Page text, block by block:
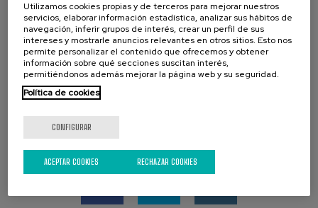
Utilizamos cookies propias y de terceros para mejorar nuestros
servicios, elaborar información estadística, analizar sus hábitos de
navegación, inferir grupos de interés, crear un perfil de sus
intereses y mostrarle anuncios relevantes en otros sitios. Esto nos
permite personalizar el contenido que ofrecemos y obtener
información sobre qué secciones suscitan interés,
permitiéndonos además mejorar la página web y su seguridad.
Política de cookies
CONFIGURAR
RECHAZAR COOKIES
ACEPTAR COOKIES